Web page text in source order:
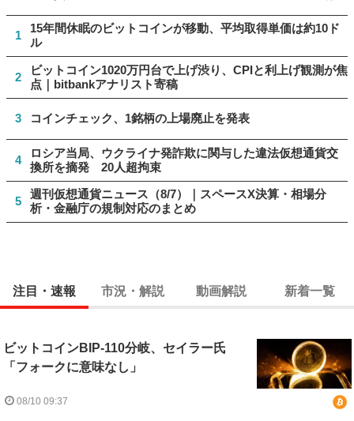
1
15年間休眠のビットコインが移動、平均取得単価は約10ド
ル
2
ビットコイン1020万円台で上げ渋り、CPIと利上げ観測が焦
点｜bitbankアナリスト寄稿
3 コインチェック、1銘柄の上場廃止を発表
4
ロシア当局、ウクライナ発詐欺に関与した違法仮想通貨交
換所を摘発 20人超拘束
5
週刊仮想通貨ニュース（8/7）｜スペースX決算・相場分
析・金融庁の規制対応のまとめ
注目・速報 市況・解説 動画解説 新着一覧
ビットコインBIP-110分岐、セイラー氏
「フォークに意味なし」
08/10 09:37